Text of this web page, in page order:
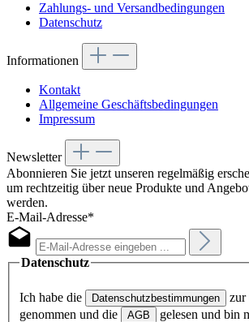
Zahlungs- und Versandbedingungen
Datenschutz
Informationen
Kontakt
Allgemeine Geschäftsbedingungen
Impressum
Newsletter
Abonnieren Sie jetzt unseren regelmäßig
um rechtzeitig über neue Produkte und
werden.
E-Mail-Adresse*
Datenschutz
Ich habe die Datenschutzbestimmungen
zur
genommen und die
AGB
gelesen und bin